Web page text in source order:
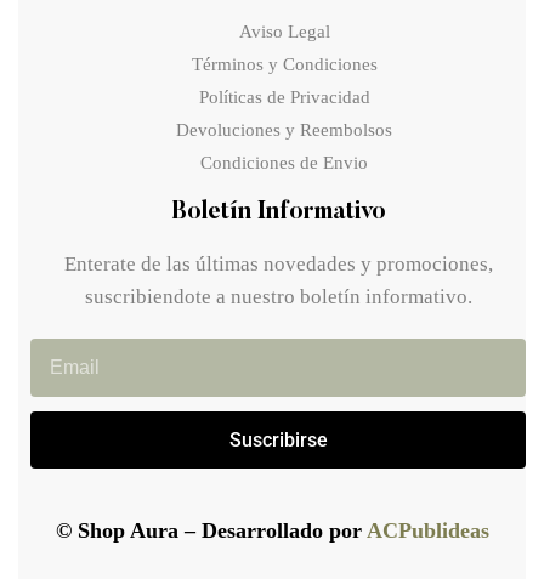
Aviso Legal
Términos y Condiciones
Políticas de Privacidad
Devoluciones y Reembolsos
Condiciones de Envio
Boletín Informativo
Enterate de las últimas novedades y promociones,
suscribiendote a nuestro boletín informativo.
Suscribirse
© Shop Aura – Desarrollado por ACPublideas